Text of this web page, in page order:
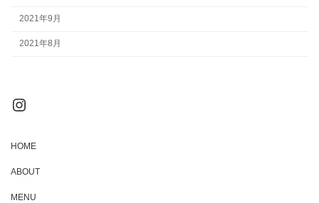
2021年9月
2021年8月
Instagram
HOME
ABOUT
MENU